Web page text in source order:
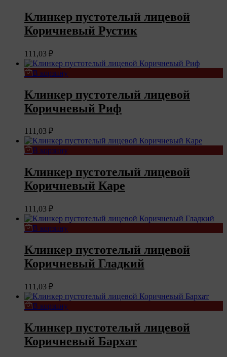
Клинкер пустотелый лицевой
Коричневый Рустик
111,03 ₽
В корзину
Клинкер пустотелый лицевой
Коричневый Риф
111,03 ₽
В корзину
Клинкер пустотелый лицевой
Коричневый Каре
111,03 ₽
В корзину
Клинкер пустотелый лицевой
Коричневый Гладкий
111,03 ₽
В корзину
Клинкер пустотелый лицевой
Коричневый Бархат